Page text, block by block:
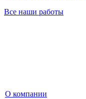
Все наши работы
О компании